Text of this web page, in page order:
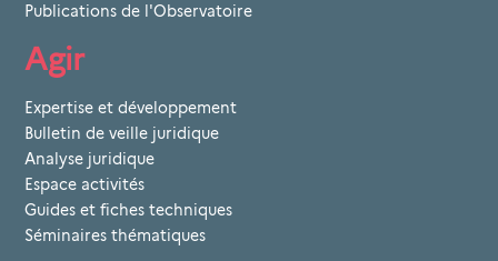
Publications de l'Observatoire
Agir
Expertise et développement
Bulletin de veille juridique
Analyse juridique
Espace activités
Guides et fiches techniques
Séminaires thématiques